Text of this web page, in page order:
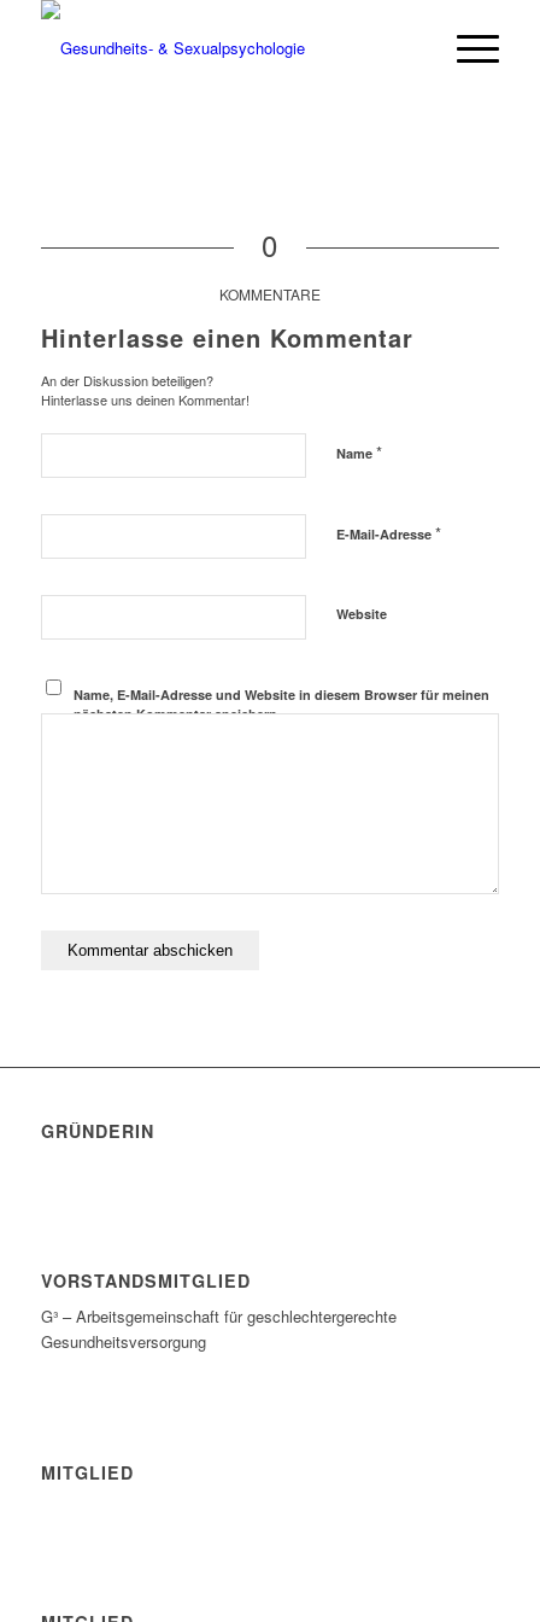
0
KOMMENTARE
Hinterlasse einen Kommentar
An der Diskussion beteiligen?
Hinterlasse uns deinen Kommentar!
Name *
E-Mail-Adresse *
Website
Name, E-Mail-Adresse und Website in diesem Browser für meinen
nächsten Kommentar speichern.
GRÜNDERIN
VORSTANDSMITGLIED
G³ – Arbeitsgemeinschaft für geschlechtergerechte
Gesundheitsversorgung
MITGLIED